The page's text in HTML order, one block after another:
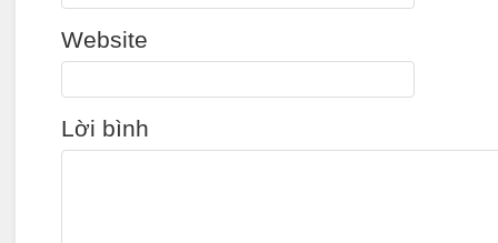
Website
Lời bình